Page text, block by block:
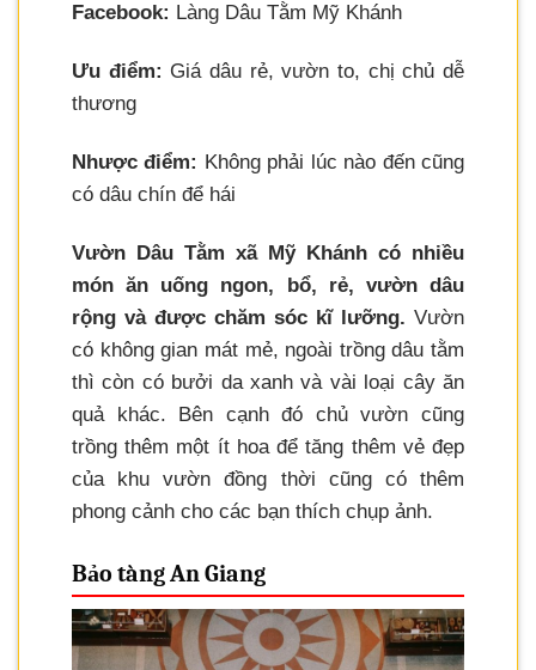
Facebook: Làng Dâu Tằm Mỹ Khánh
Ưu điểm: Giá dâu rẻ, vườn to, chị chủ dễ
thương
Nhược điểm: Không phải lúc nào đến cũng
có dâu chín để hái
Vườn Dâu Tằm xã Mỹ Khánh có nhiều
món ăn uống ngon, bổ, rẻ, vườn dâu
rộng và được chăm sóc kĩ lưỡng. Vườn
có không gian mát mẻ, ngoài trồng dâu tằm
thì còn có bưởi da xanh và vài loại cây ăn
quả khác. Bên cạnh đó chủ vườn cũng
trồng thêm một ít hoa để tăng thêm vẻ đẹp
của khu vườn đồng thời cũng có thêm
phong cảnh cho các bạn thích chụp ảnh.
Bảo tàng An Giang